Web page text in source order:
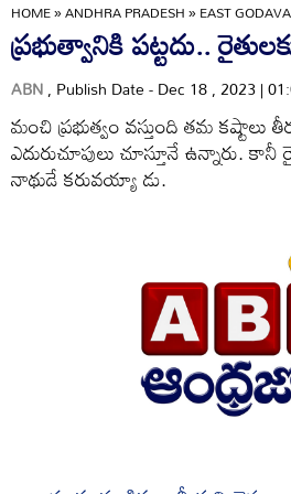
HOME»ANDHRA PRADESH»EAST
ప్రభుత్వానికి పట్టదు..
ABN, Publish Date - Dec 18 , 2023 |
మంచి ప్రభుత్వం వస్తుంది తమ కష్టాలు
ఎదురుచూపులు చూస్తూనే ఉన్నారు. కానీ
నాథుడే కరువయ్యా డు.